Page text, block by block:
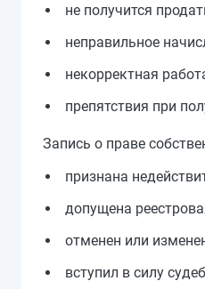
не получится
неправильное
некорректная
препятствия при
Запись о праве
признана
допущена
отменен или
вступил в силу